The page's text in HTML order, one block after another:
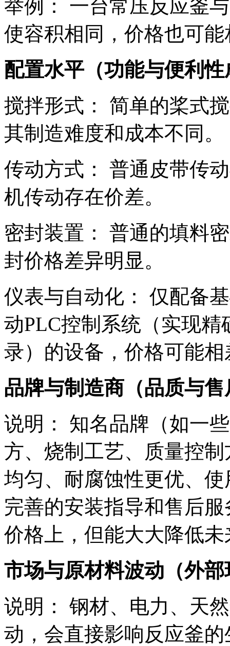
举例： 一台常压反应釜
使容积相同，价格也可
配置水平（功能与便利性
搅拌形式： 简单的桨式
其制造难度和成本不同。
传动方式： 普通皮带传
机传动存在价差。
密封装置： 普通的填料
封价格差异明显。
仪表与自动化： 仅配备
动PLC控制系统（实现
录）的设备，价格可能
品牌与制造商（品质与
说明： 知名品牌（如一
方、烧制工艺、质量控
均匀、耐腐蚀性更优、
完善的安装指导和售后
价格上，但能大大降低
市场与原材料波动（外
说明： 钢材、电力、天
动，会直接影响反应釜